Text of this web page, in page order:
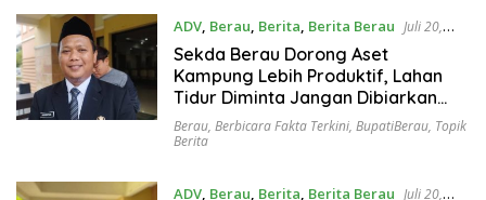
ADV, Berau, Berita, Berita Berau Juli 20,
2026
Sekda Berau Dorong Aset
Kampung Lebih Produktif, Lahan
Tidur Diminta Jangan Dibiarkan
Menganggur
Berau, Berbicara Fakta Terkini, BupatiBerau, Topik
Berita
ADV, Berau, Berita, Berita Berau Juli 20,